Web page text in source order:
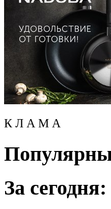
К Л А М А
За сегодня: